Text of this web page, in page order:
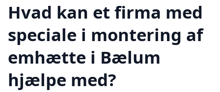
Hvad kan et firma med
speciale i montering af
emhætte i Bælum
hjælpe med?